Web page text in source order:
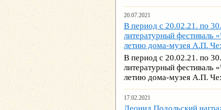
20.07.2021
В период с 20.02.21. по
литературный фестиваль
летию дома-музея А.П.
В период с 20.02.21. по
литературный фестиваль
летию дома-музея А.П.
17.02.2021